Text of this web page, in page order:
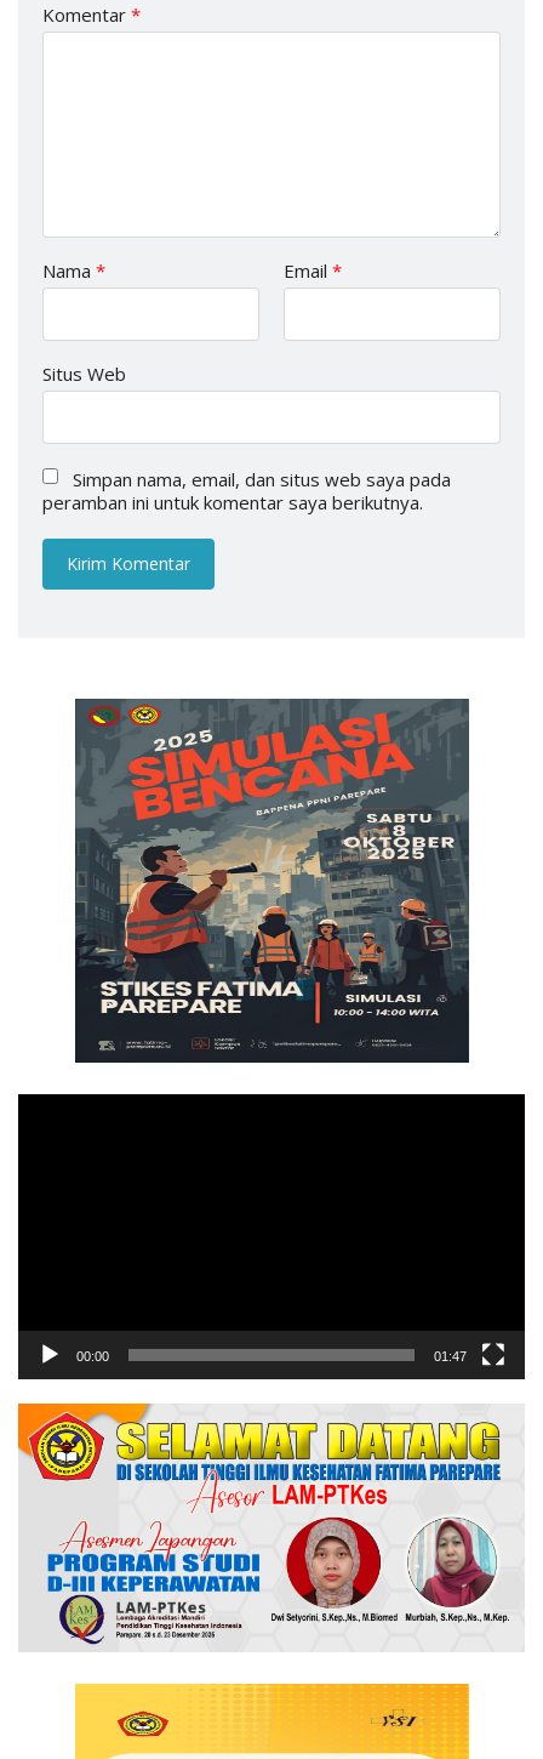
Komentar *
Nama * Email *
Situs Web
Simpan nama, email, dan situs web saya pada
peramban ini untuk komentar saya berikutnya.
00:00 01:47